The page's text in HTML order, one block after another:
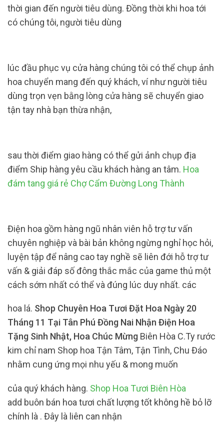
thời gian đến người tiêu dùng. Đồng thời khi hoa tới
có chúng tôi, người tiêu dùng
lúc đầu phục vụ cửa hàng chúng tôi có thể chụp ảnh
hoa chuyển mang đến quý khách, ví như người tiêu
dùng trọn vẹn bằng lòng cửa hàng sẽ chuyển giao
tận tay nhà bạn thừa nhận,
sau thời điểm giao hàng có thể gửi ảnh chụp địa
điểm Ship hàng yêu cầu khách hàng an tâm. Hoa
đám tang giá rẻ Chợ Cẩm Đường Long Thành
Điện hoa gồm hàng ngũ nhân viên hỗ trợ tư vấn
chuyên nghiệp và bài bản không ngừng nghỉ học hỏi,
luyện tập để nâng cao tay nghề sẽ liên đới hỗ trợ tư
vấn & giải đáp số đông thắc mắc của game thủ một
cách sớm nhất có thể và đúng lúc duy nhất. các
hoa lá. Shop Chuyên Hoa Tươi Đặt Hoa Ngày 20
Tháng 11 Tại Tân Phú Đồng Nai Nhận Điện Hoa
Tặng Sinh Nhật, Hoa Chúc Mừng Biên Hòa C.Ty rước
kim chỉ nam Shop hoa Tận Tâm, Tận Tình, Chu Đáo
nhằm cung ứng mọi nhu yếu & mong muốn
của quý khách hàng. Shop Hoa Tươi Biên Hòa
add buôn bán hoa tươi chất lượng tốt không hề bỏ lỡ
chính là . Đây là liên can nhận